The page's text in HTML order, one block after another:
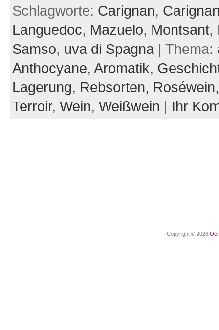
Schlagworte: Carignan,
Languedoc, Mazuelo, Montsant,
Samso, uva di Spagna| Thema:
Anthocyane, Aromatik,
Lagerung, Rebsorten,
Terroir, Wein, Weißwein | Ihr
Copyright © 2026